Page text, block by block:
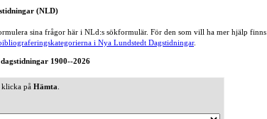
(NLD)
sina frågor här i NLd:s sökformulär. För den som vill ha mer hjälp finns
i Nya Lundstedt Dagstidningar.
1900--2026
klicka på Hämta